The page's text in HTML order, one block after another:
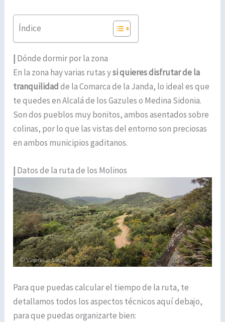
Índice
| Dónde dormir por la zona
En la zona hay varias rutas ysi quieres disfrutar de la
tranquilidadde la Comarca de la Janda, lo ideal es que
te quedes en Alcalá de los Gazules o Medina Sidonia.
Son dos pueblos muy bonitos, ambos asentados sobre
colinas, por lo que las vistas del entorno son preciosas
en ambos municipios gaditanos.
| Datos de la ruta de los Molinos
Para que puedas calcular el tiempo de la ruta, te
detallamos todos los aspectos técnicos aquí debajo,
para que puedas organizarte bien: